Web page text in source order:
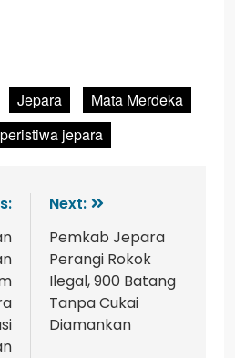
Jepara
Mata Merdeka
peristiwa jepara
Next:
Pemkab Jepara
Perangi Rokok
Ilegal, 900 Batang
Tanpa Cukai
Diamankan